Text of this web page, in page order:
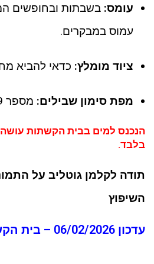
עומס: בשבתות ובחופשים
עמוס במבקרים.
ציוד מומלץ: כדאי להביא
מפת סימון שבילים: מספר 9 (מבואות ירושלים).
הנכנס למים בבית הקשתות עושה
בלבד.
תודה לקלמן גוטליב על
השיפוץ
עדכון 06/02/2026 – בית הקשתות ריק לחלוטין